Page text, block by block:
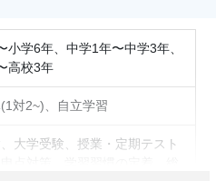
入された全ての費用（授
）の「全額」を返金しま
小学6年、中学1年〜中学3年、
高校3年
対2~)、自立学習
、大学受験、授業・定期テスト